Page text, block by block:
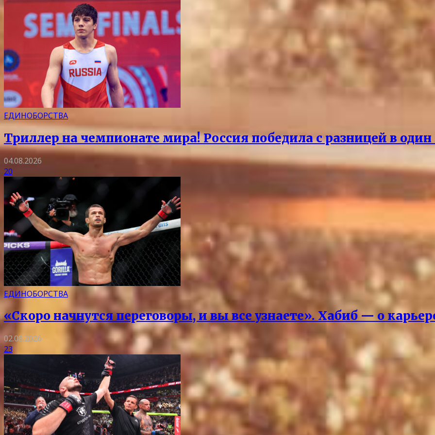
ЕДИНОБОРСТВА
Триллер на чемпионате мира! Россия победила с разницей в один
04.08.2026
20
ЕДИНОБОРСТВА
«Скоро начнутся переговоры, и вы все узнаете». Хабиб — о
02.08.2026
23